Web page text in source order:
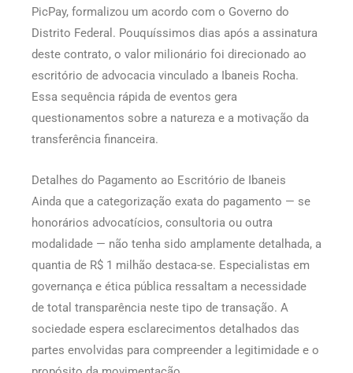
PicPay, formalizou um acordo com o Governo do
Distrito Federal. Pouquíssimos dias após a assinatura
deste contrato, o valor milionário foi direcionado ao
escritório de advocacia vinculado a Ibaneis Rocha.
Essa sequência rápida de eventos gera
questionamentos sobre a natureza e a motivação da
transferência financeira.
Detalhes do Pagamento ao Escritório de Ibaneis
Ainda que a categorização exata do pagamento — se
honorários advocatícios, consultoria ou outra
modalidade — não tenha sido amplamente detalhada, a
quantia de R$ 1 milhão destaca-se. Especialistas em
governança e ética pública ressaltam a necessidade
de total transparência neste tipo de transação. A
sociedade espera esclarecimentos detalhados das
partes envolvidas para compreender a legitimidade e o